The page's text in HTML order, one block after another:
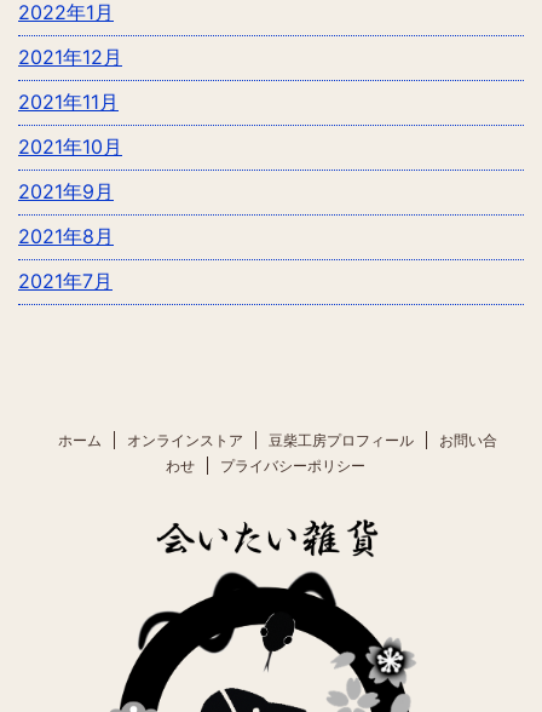
2022年1月
2021年12月
2021年11月
2021年10月
2021年9月
2021年8月
2021年7月
ホーム オンラインストア 豆柴工房プロフィール
お問い合
わせ
プライバシーポリシー